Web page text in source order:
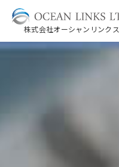
株式会社オーシャンリンクス